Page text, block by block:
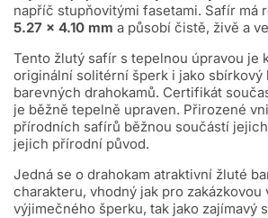
napříč stupňovitými fasetami. Safír má
5.27 × 4.10 mm a působí čistě, živě a
Tento žlutý safír s tepelnou úpravou je
originální solitérní šperk i jako sbírkový
barevných drahokamů. Certifikát
je běžně tepelně upraven. Přirozené
přírodních safírů běžnou součástí
jejich přírodní původ.
Jedná se o drahokam atraktivní žluté
charakteru, vhodný jak pro zakázkovou
výjimečného šperku, tak jako zajímavý